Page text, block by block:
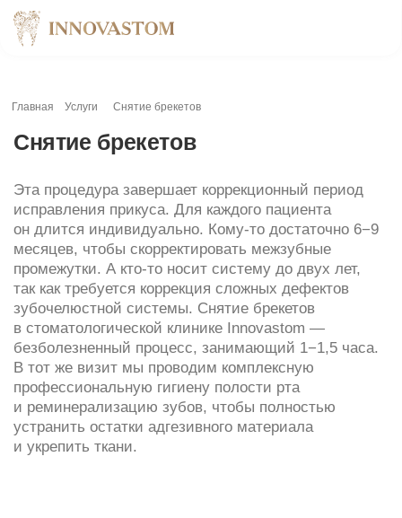
Снятие брекетов
Эта процедура завершает коррекционный период
он длится индивидуально. Кому-то достаточно 6−9
месяцев, чтобы скорректировать межзубные
промежутки. А кто-то носит систему до двух лет,
так как требуется коррекция сложных дефектов
зубочелюстной системы. Снятие брекетов
в стоматологической клинике Innovastom —
безболезненный процесс, занимающий 1−1,5 часа.
В тот же визит мы проводим комплексную
профессиональную гигиену полости рта
и реминерализацию зубов, чтобы полностью
устранить остатки адгезивного материала
и укрепить ткани.